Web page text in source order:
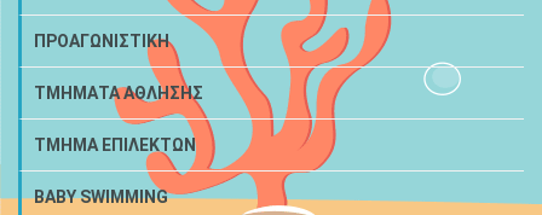
ΠΡΟΑΓΩΝΙΣΤΙΚΗ
ΤΜΗΜΑΤΑ ΑΘΛΗΣΗΣ
ΤΜΗΜΑ ΕΠΙΛΕΚΤΩΝ
BABY SWIMMING